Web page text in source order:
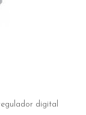
digital